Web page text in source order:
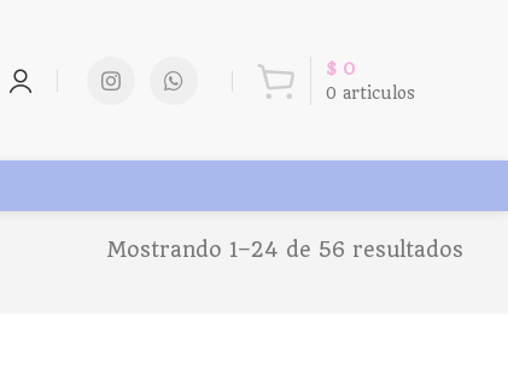
0 articulos
$ 0
Mostrando 1–24 de 56 resultados